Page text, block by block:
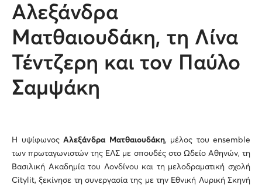
Αλεξάνδρα
Ματθαιουδάκη, τη Λίνα
Τέντζερη και τον Παύλο
Σαμψάκη
Η υψίφωνοςΑλεξάνδρα Ματθαιουδάκη, μέλος του ensemble
των πρωταγωνιστών της ΕΛΣ με σπουδές στο Ωδείο Αθηνών, τη
Βασιλική Ακαδημία του Λονδίνου και τη μελοδραματική σχολή
Citylit, ξεκίνησε τη συνεργασία της με την Εθνική Λυρική Σκηνή